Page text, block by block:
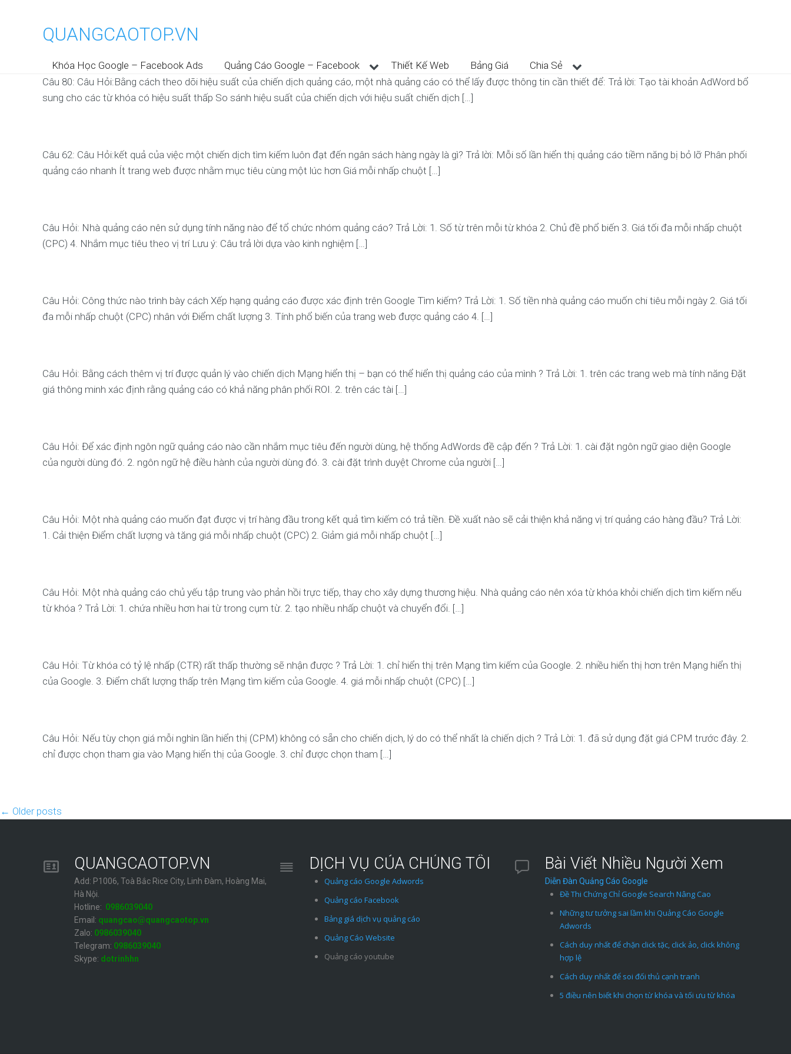
QUANGCAOTOP.VN
Khóa Học Google – Facebook Ads Quảng Cáo Google – Facebook Thiết Kế Web Bảng Giá
Chia Sẻ
Câu 80: Câu Hỏi:Bằng cách theo dõi hiệu suất của chiến dịch quảng cáo, một nhà quảng cáo có thể lấy được thông tin cần thiết để: Trả lời: Tạo tài khoản AdWord bổ
sung cho các từ khóa có hiệu suất thấp So sánh hiệu suất của chiến dịch với hiệu suất chiến dịch […]
Câu 62: Câu Hỏi:kết quả của việc một chiến dịch tìm kiếm luôn đạt đến ngân sách hàng ngày là gì? Trả lời: Mỗi số lần hiển thị quảng cáo tiềm năng bị bỏ lỡ Phân phối
quảng cáo nhanh Ít trang web được nhằm mục tiêu cùng một lúc hơn Giá mỗi nhấp chuột […]
Câu Hỏi: Nhà quảng cáo nên sử dụng tính năng nào để tổ chức nhóm quảng cáo? Trả Lời: 1. Số từ trên mỗi từ khóa 2. Chủ đề phổ biến 3. Giá tối đa mỗi nhấp chuột
(CPC) 4. Nhắm mục tiêu theo vị trí Lưu ý: Câu trả lời dựa vào kinh nghiệm […]
Câu Hỏi: Công thức nào trình bày cách Xếp hạng quảng cáo được xác định trên Google Tìm kiếm? Trả Lời: 1. Số tiền nhà quảng cáo muốn chi tiêu mỗi ngày 2. Giá tối
đa mỗi nhấp chuột (CPC) nhân với Điểm chất lượng 3. Tính phổ biến của trang web được quảng cáo 4. […]
Câu Hỏi: Bằng cách thêm vị trí được quản lý vào chiến dịch Mạng hiển thị – bạn có thể hiển thị quảng cáo của mình ? Trả Lời: 1. trên các trang web mà tính năng Đặt
giá thông minh xác định rằng quảng cáo có khả năng phân phối ROI. 2. trên các tài […]
Câu Hỏi: Để xác định ngôn ngữ quảng cáo nào cần nhắm mục tiêu đến người dùng, hệ thống AdWords đề cập đến ? Trả Lời: 1. cài đặt ngôn ngữ giao diện Google
của người dùng đó. 2. ngôn ngữ hệ điều hành của người dùng đó. 3. cài đặt trình duyệt Chrome của người […]
Câu Hỏi: Một nhà quảng cáo muốn đạt được vị trí hàng đầu trong kết quả tìm kiếm có trả tiền. Đề xuất nào sẽ cải thiện khả năng vị trí quảng cáo hàng đầu? Trả Lời:
1. Cải thiện Điểm chất lượng và tăng giá mỗi nhấp chuột (CPC) 2. Giảm giá mỗi nhấp chuột […]
Câu Hỏi: Một nhà quảng cáo chủ yếu tập trung vào phản hồi trực tiếp, thay cho xây dựng thương hiệu. Nhà quảng cáo nên xóa từ khóa khỏi chiến dịch tìm kiếm nếu
từ khóa ? Trả Lời: 1. chứa nhiều hơn hai từ trong cụm từ. 2. tạo nhiều nhấp chuột và chuyển đổi. […]
Câu Hỏi: Từ khóa có tỷ lệ nhấp (CTR) rất thấp thường sẽ nhận được ? Trả Lời: 1. chỉ hiển thị trên Mạng tìm kiếm của Google. 2. nhiều hiển thị hơn trên Mạng hiển thị
của Google. 3. Điểm chất lượng thấp trên Mạng tìm kiếm của Google. 4. giá mỗi nhấp chuột (CPC) […]
Câu Hỏi: Nếu tùy chọn giá mỗi nghìn lần hiển thị (CPM) không có sẵn cho chiến dịch, lý do có thể nhất là chiến dịch ? Trả Lời: 1. đã sử dụng đặt giá CPM trước đây. 2.
chỉ được chọn tham gia vào Mạng hiển thị của Google. 3. chỉ được chọn tham […]
← Older posts
QUANGCAOTOP.VN
Add: P1006, Toà Bắc Rice City, Linh Đàm, Hoàng Mai,
Hà Nội.
Hotline: 0986039040
Email: quangcao@quangcaotop.vn
Zalo: 0986039040
Telegram: 0986039040
Skype: dotrinhhn
DỊCH VỤ CỦA CHÚNG TÔI
Quảng cáo Google Adwords
Quảng cáo Facebook
Bảng giá dịch vụ quảng cáo
Quảng Cáo Website
Quảng cáo youtube
Bài Viết Nhiều Người Xem
Diễn Đàn Quảng Cáo Google
Đề Thi Chứng Chỉ Google Search Nâng Cao
Những tư tưởng sai lầm khi Quảng Cáo Google
Adwords
Cách duy nhất để chặn click tặc, click ảo, click không
hợp lệ
Cách duy nhất để soi đối thủ cạnh tranh
5 điều nên biết khi chọn từ khóa và tối ưu từ khóa